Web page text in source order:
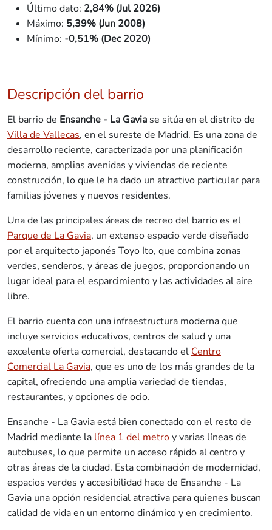
Último dato: 2,84% (Jul 2026)
Máximo: 5,39% (Jun 2008)
Mínimo: -0,51% (Dec 2020)
Descripción del barrio
El barrio de Ensanche - La Gavia se sitúa en el distrito de
Villa de Vallecas, en el sureste de Madrid. Es una zona de
desarrollo reciente, caracterizada por una planificación
moderna, amplias avenidas y viviendas de reciente
construcción, lo que le ha dado un atractivo particular para
familias jóvenes y nuevos residentes.
Una de las principales áreas de recreo del barrio es el
Parque de La Gavia, un extenso espacio verde diseñado
por el arquitecto japonés Toyo Ito, que combina zonas
verdes, senderos, y áreas de juegos, proporcionando un
lugar ideal para el esparcimiento y las actividades al aire
libre.
El barrio cuenta con una infraestructura moderna que
incluye servicios educativos, centros de salud y una
excelente oferta comercial, destacando el Centro
Comercial La Gavia, que es uno de los más grandes de la
capital, ofreciendo una amplia variedad de tiendas,
restaurantes, y opciones de ocio.
Ensanche - La Gavia está bien conectado con el resto de
Madrid mediante la línea 1 del metroy varias líneas de
autobuses, lo que permite un acceso rápido al centro y
otras áreas de la ciudad. Esta combinación de modernidad,
espacios verdes y accesibilidad hace de Ensanche - La
Gavia una opción residencial atractiva para quienes buscan
calidad de vida en un entorno dinámico y en crecimiento.